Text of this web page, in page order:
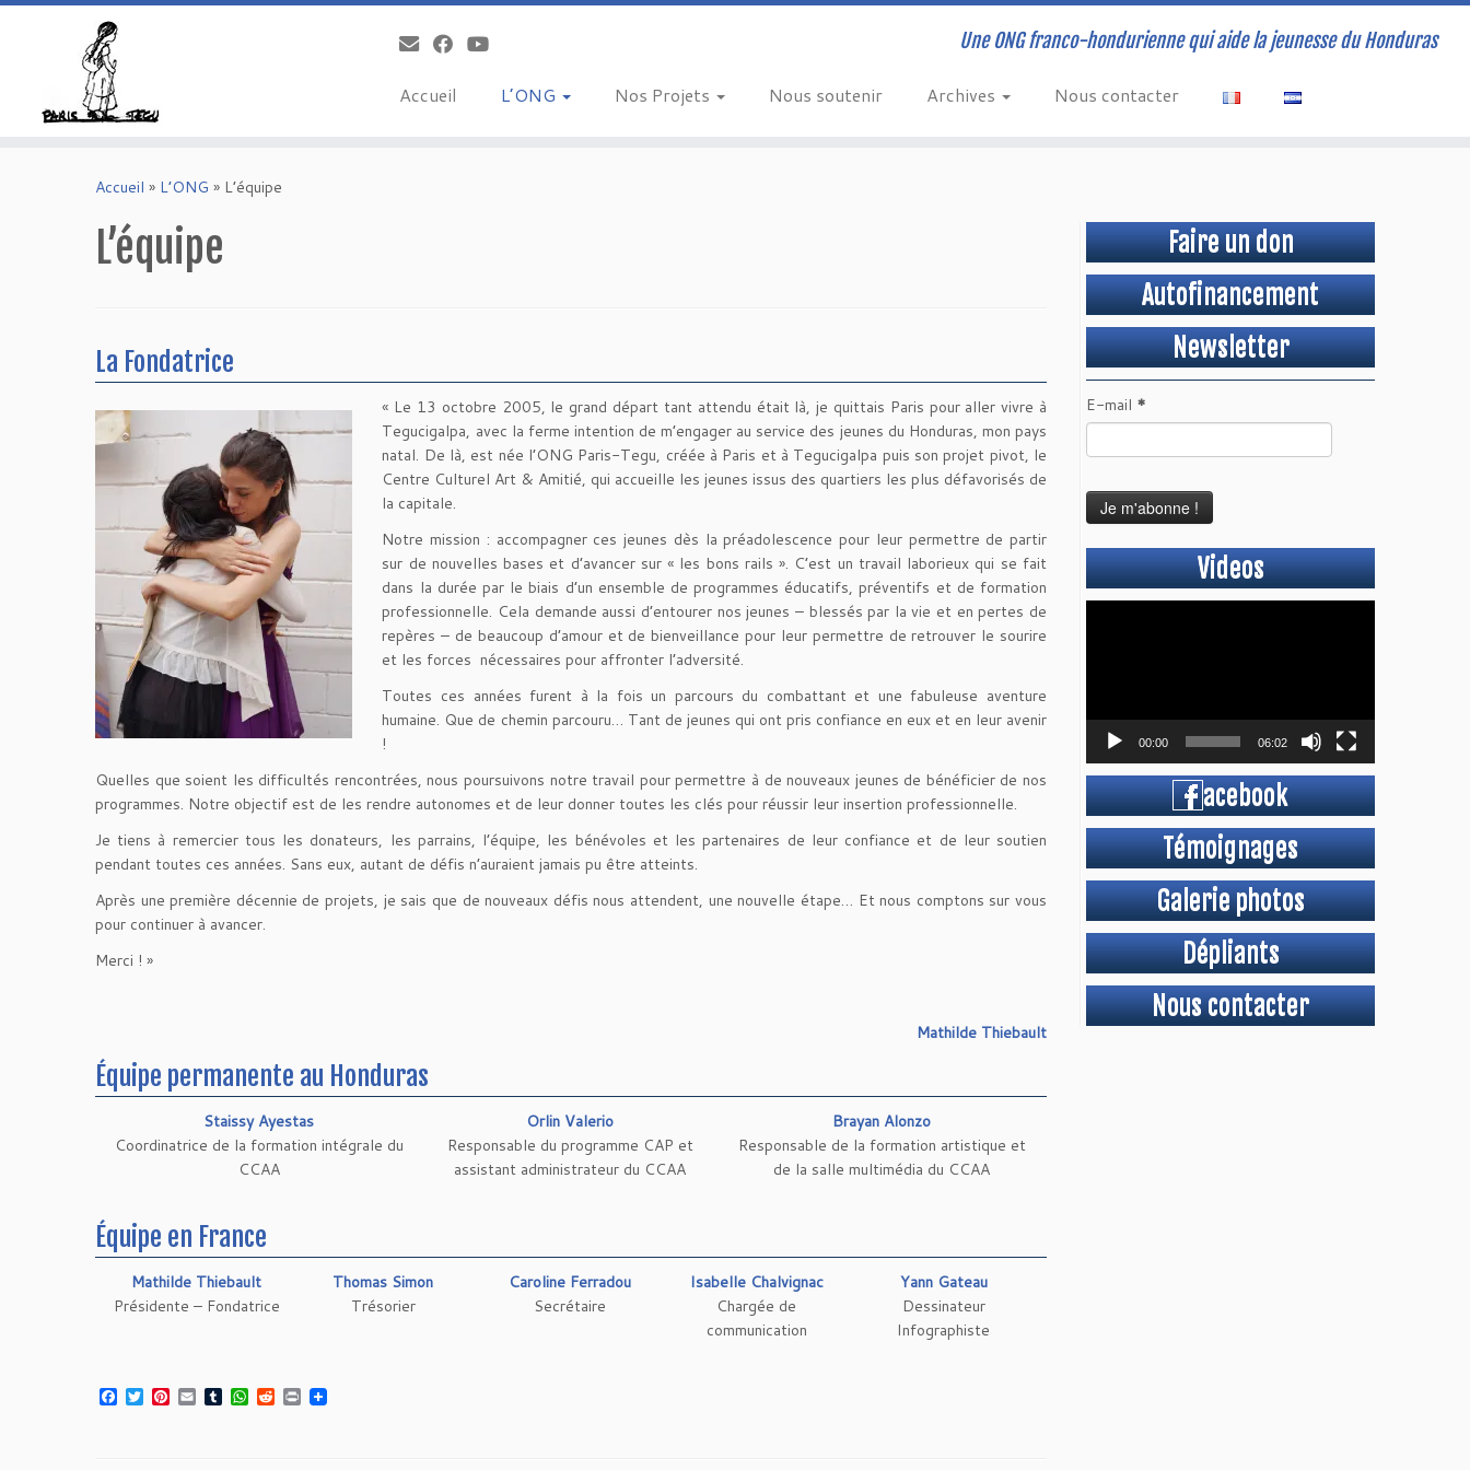
Une ONG franco-hondurienne qui aide la jeunesse du Honduras
Accueil L’ONG Nos Projets Nous soutenir Archives Nous contacter
Accueil » L’ONG » L’équipe
L’équipe
La Fondatrice
« Le 13 octobre 2005, le grand départ tant attendu était là, je quittais Paris pour aller vivre à
Tegucigalpa, avec la ferme intention de m’engager au service des jeunes du Honduras, mon pays
natal. De là, est née l’ONG Paris-Tegu, créée à Paris et à Tegucigalpa puis son projet pivot, le
Centre Culturel Art & Amitié, qui accueille les jeunes issus des quartiers les plus défavorisés de
la capitale.
Notre mission : accompagner ces jeunes dès la préadolescence pour leur permettre de partir
sur de nouvelles bases et d’avancer sur « les bons rails ». C’est un travail laborieux qui se fait
dans la durée par le biais d’un ensemble de programmes éducatifs, préventifs et de formation
professionnelle. Cela demande aussi d’entourer nos jeunes – blessés par la vie et en pertes de
repères – de beaucoup d’amour et de bienveillance pour leur permettre de retrouver le sourire
et les forces nécessaires pour affronter l’adversité.
Toutes ces années furent à la fois un parcours du combattant et une fabuleuse aventure
humaine. Que de chemin parcouru… Tant de jeunes qui ont pris confiance en eux et en leur avenir
!
Quelles que soient les difficultés rencontrées, nous poursuivons notre travail pour permettre à de nouveaux jeunes de bénéficier de nos
programmes. Notre objectif est de les rendre autonomes et de leur donner toutes les clés pour réussir leur insertion professionnelle.
Je tiens à remercier tous les donateurs, les parrains, l’équipe, les bénévoles et les partenaires de leur confiance et de leur soutien
pendant toutes ces années. Sans eux, autant de défis n’auraient jamais pu être atteints.
Après une première décennie de projets, je sais que de nouveaux défis nous attendent, une nouvelle étape… Et nous comptons sur vous
pour continuer à avancer.
Merci ! »
Mathilde Thiebault
Équipe permanente au Honduras
Staissy Ayestas
Coordinatrice de la formation intégrale du
CCAA
Orlin Valerio
Responsable du programme CAP et
assistant administrateur du CCAA
Brayan Alonzo
Responsable de la formation artistique et
de la salle multimédia du CCAA
Équipe en France
Mathilde Thiebault
Présidente – Fondatrice
Thomas Simon
Trésorier
Caroline Ferradou
Secrétaire
Isabelle Chalvignac
Chargée de
communication
Yann Gateau
Dessinateur
Infographiste
Facebook
TwitterPinterest
EmailTumblrWhatsApp
Reddit
Print
Faire un don
Autofinancement
Newsletter
E-mail *
Videos
00:00 06:02
acebook
Témoignages
Galerie photos
Dépliants
Nous contacter